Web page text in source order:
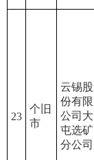
23
个旧
市
云锡股
份有限
公司大
屯选矿
分公司